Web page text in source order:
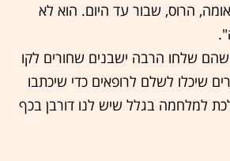
הרוס, שבור עד היום. הוא לא
שהם שלחו הרבה ישבנים שחורים לקו
שיכלו לשלם לרופאים כדי שיכתבו
למלחמה בגלל שיש לנו דורבן בכף